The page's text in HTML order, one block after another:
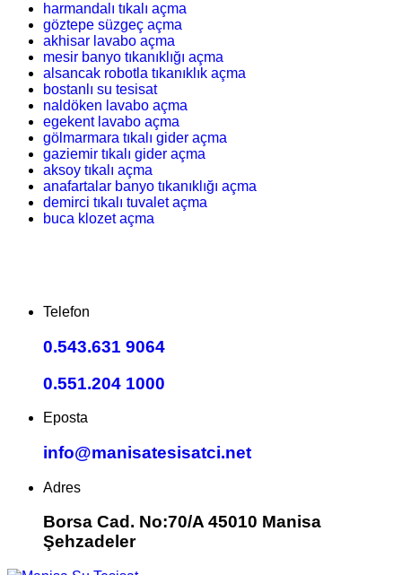
harmandalı tıkalı açma
göztepe süzgeç açma
akhisar lavabo açma
mesir banyo tıkanıklığı açma
alsancak robotla tıkanıklık açma
bostanlı su tesisat
naldöken lavabo açma
egekent lavabo açma
gölmarmara tıkalı gider açma
gaziemir tıkalı gider açma
aksoy tıkalı açma
anafartalar banyo tıkanıklığı açma
demirci tıkalı tuvalet açma
buca klozet açma
Telefon
0.543.631 9064
0.551.204 1000
Eposta
info@manisatesisatci.net
Adres
Borsa Cad. No:70/A 45010 Manisa
Şehzadeler